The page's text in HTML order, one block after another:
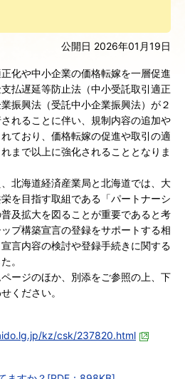
公開日 2026年01月19日
化や中小企業の価格転嫁を一層促進
払遅延等防止法（中小受託取引適正
振興法（受託中小企業振興法）が２
れることに伴い、規制内容の追加や
ており、価格転嫁の促進や取引の適
まで以上に強化されることとなりま
北海道経済産業局と北海道では、大
を目指す取組である「パートナーシ
及拡大を図ることが重要であると考
プ構築宣言の登録をサポートする相
言内容の検討や登録手続きに関する
。
ージのほか、別添をご参照の上、下
ください。
kz/csk/237820.html